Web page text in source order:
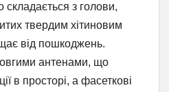
складається з голови,
твердим хітиновим
від пошкоджень.
антенами, що
в просторі, а фасеткові